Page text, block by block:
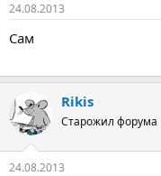
24.08.2013
Сам
Rikis
Старожил форума
24.08.2013